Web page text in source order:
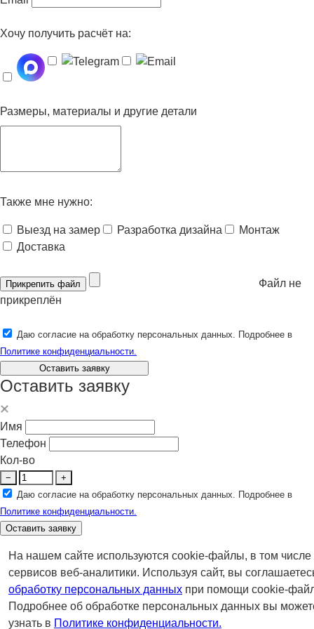
Хочу получить расчёт на:
Размеры, материалы и другие детали
Также мне нужно:
Выезд на замер Разработка дизайна
Монтаж
Доставка
Прикрепить файл
Файл не
прикреплён
Даю согласие на обработку персональных данных. Подробнее в
Политике конфиденциальности.
Оставить заявку
Оставить заявку
Имя
Телефон
Кол-во
−
+
Даю согласие на обработку персональных данных. Подробнее в
Политике конфиденциальности.
Оставить заявку
На нашем сайте используются cookie-файлы, в том числе
сервисов веб-аналитики. Используя сайт, вы
обработку персональных данных при помощи cookie-
Подробнее об обработке персональных данных вы
узнать в Политике конфиденциальности.